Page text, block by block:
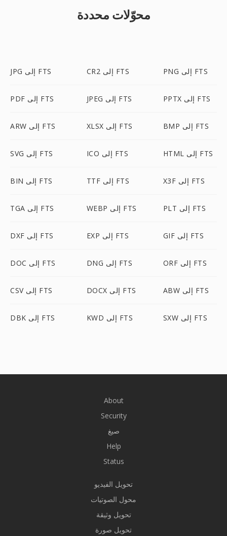
محوّلات محددة
JPG إلى FTS CR2 إلى FTS PNG إلى FTS
PDF إلى FTS JPEG إلى FTS PPTX إلى FTS
ARW إلى FTS XLSX إلى FTS BMP إلى FTS
SVG إلى FTS ICO إلى FTS HTML إلى FTS
BIN إلى FTS TTF إلى FTS X3F إلى FTS
TGA إلى FTS WEBP إلى FTS PLT إلى FTS
DXF إلى FTS EXP إلى FTS GIF إلى FTS
DOC إلى FTS DNG إلى FTS ORF إلى FTS
CSV إلى FTS DOCX إلى FTS ABW إلى FTS
DBK إلى FTS KWD إلى FTS SXW إلى FTS
About
Security
صيغ
Help
Status
تحويل الفيديو
محول الصوتيات
تحويل وثيقة
تحويل صورة